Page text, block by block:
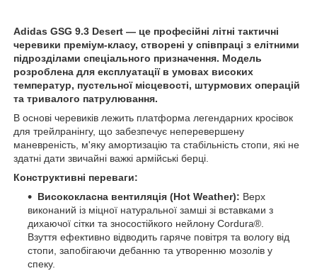
Adidas GSG 9.3 Desert — це професійні літні тактичні
черевики преміум-класу, створені у співпраці з елітними
підрозділами спеціального призначення. Модель
розроблена для експлуатації в умовах високих
температур, пустельної місцевості, штурмових операцій
та тривалого патрулювання.
В основі черевиків лежить платформа легендарних кросівок
для трейлранінгу, що забезпечує неперевершену
маневреність, м'яку амортизацію та стабільність стопи, які не
здатні дати звичайні важкі армійські берці.
Конструктивні переваги:
Висококласна вентиляція (Hot Weather): Верх
виконаний із міцної натуральної замші зі вставками з
дихаючої сітки та зносостійкого нейлону Cordura®.
Взуття ефективно відводить гаряче повітря та вологу від
стопи, запобігаючи дебанню та утворенню мозолів у
спеку.